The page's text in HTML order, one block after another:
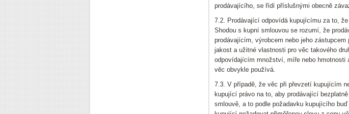
prodávajícího, se řídí příslušnými obecně
7.2. Prodávající odpovídá kupujícímu za to,
Shodou s kupní smlouvou se rozumí, že
prodávajícím, výrobcem nebo jeho
jakost a užitné vlastnosti pro věc takového
odpovídajícím množství, míře nebo
věc obvykle používá.
7.3. V případě, že věc při převzetí kupujícím
kupující právo na to, aby prodávající
smlouvě, a to podle požadavku kupujícího